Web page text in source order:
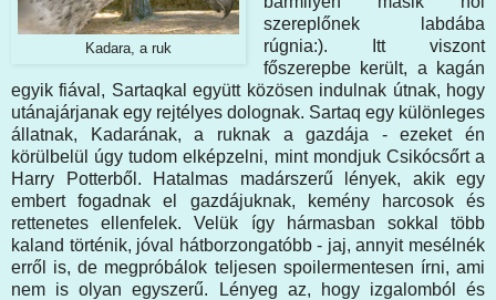
Kadara, a ruk
szereplőnek labdába
rúgnia:). Itt viszont
főszerepbe került, a kagán
egyik fiával, Sartaqkal együtt közösen indulnak útnak, hogy
utánajárjanak egy rejtélyes dolognak. Sartaq egy különleges
állatnak, Kadarának, a ruknak a gazdája - ezeket én
körülbelül úgy tudom elképzelni, mint mondjuk Csikócsőrt a
Harry Potterből. Hatalmas madárszerű lények, akik egy
embert fogadnak el gazdájuknak, kemény harcosok és
rettenetes ellenfelek. Velük így hármasban sokkal több
kaland történik, jóval hátborzongatóbb - jaj, annyit mesélnék
erről is, de megpróbálok teljesen spoilermentesen írni, ami
nem is olyan egyszerű. Lényeg az, hogy izgalomból és